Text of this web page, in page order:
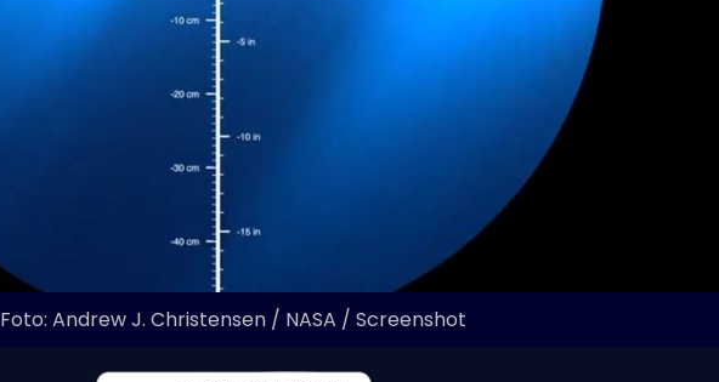
Foto: Andrew J. Christensen / NASA / Screenshot